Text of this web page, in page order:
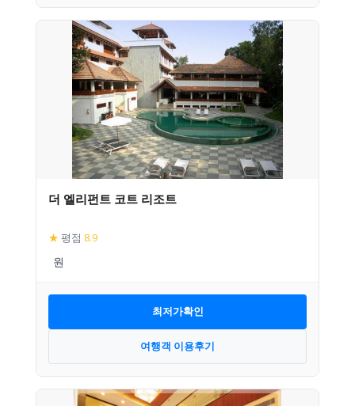
더 엘리펀트 코트 리조트
★ 평점 8.9
최저가확인
여행객 이용후기